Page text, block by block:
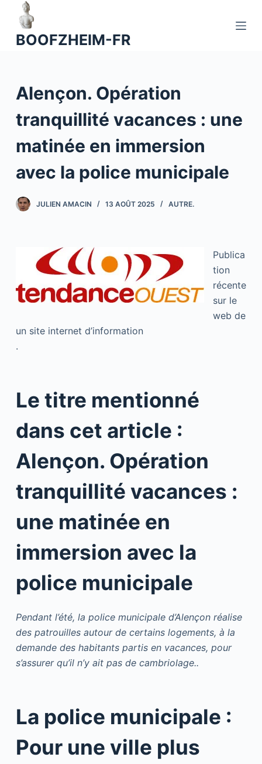
u
o
n
BOOFZHEIM-FR
Alençon. Opération
tranquillité vacances : une
matinée en immersion
avec la police municipale
JULIEN AMACIN 13 AOÛT 2025 AUTRE.
Publica
tion
récente
sur le
web de
un site internet d’information
.
Le titre mentionné
dans cet article :
Alençon. Opération
tranquillité vacances :
une matinée en
immersion avec la
police municipale
Pendant l’été, la police municipale d’Alençon réalise
des patrouilles autour de certains logements, à la
demande des habitants partis en vacances, pour
s’assurer qu’il n’y ait pas de cambriolage..
La police municipale :
Pour une ville plus